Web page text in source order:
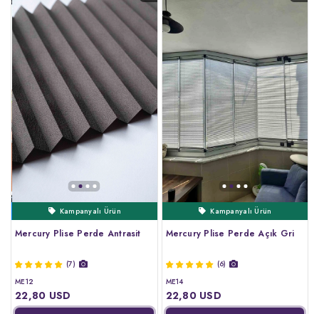
Kampanyalı Ürün Ertesi Gün Kargo
Mercury Plise Perde Antrasit
(7)
ME12
22,80 USD
Çok Satanlar Kampanyalı Ürün
Mercury Plise Perde Açık Gri
(6)
ME14
22,80 USD
Çok Satanlar